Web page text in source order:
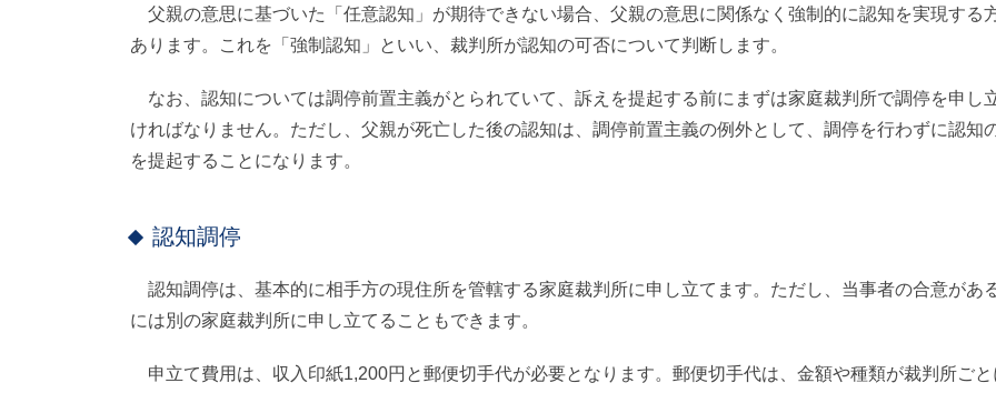
父親の意思に基づいた「任意認知」が期待できない場合、父親の意思に関係なく強制的に認知を実現する
あります。これを「強制認知」といい、裁判所が認知の可否について判断します。
なお、認知については調停前置主義がとられていて、訴えを提起する前にまずは家庭裁判所で調停を申し
ければなりません。ただし、父親が死亡した後の認知は、調停前置主義の例外として、調停を行わずに認知
を提起することになります。
認知調停
認知調停は、基本的に相手方の現住所を管轄する家庭裁判所に申し立てます。ただし、当事者の合意があ
には別の家庭裁判所に申し立てることもできます。
申立て費用は、収入印紙1,200円と郵便切手代が必要となります。郵便切手代は、金額や種類が裁判所ごと